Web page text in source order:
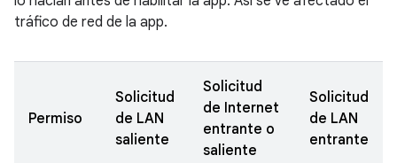
tráfico de red de la app.
Permiso
Solicitud
de LAN
saliente
Solicitud
de Internet
entrante o
saliente
Solicitud
de LAN
entrante